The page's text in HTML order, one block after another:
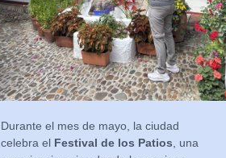
Durante el mes de mayo, la ciudad
celebra el Festival de los Patios , una